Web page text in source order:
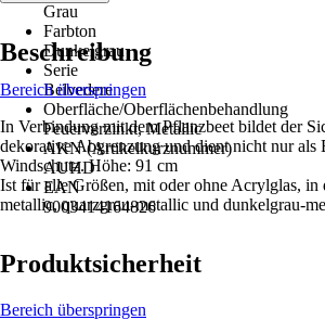
Grau
Farbton
Dunkelgrau
Serie
Belvedere
Oberfläche/Oberflächenbehandlung
Feuerverzinkt, Metallic
AKN (Artikelkurznummer)
AUHD
EAN
9003414164826
Beschreibung
Bereich überspringen
In Verbindung mit dem Pflanzbeet bildet der
dekorative Abgrenzung und dient nicht nur als
Windschutz. Höhe: 91 cm
Ist für alle Größen, mit oder ohne Acrylglas, in
metallic, quarzgrau-metallic und dunkelgrau-
Produktsicherheit
Bereich überspringen